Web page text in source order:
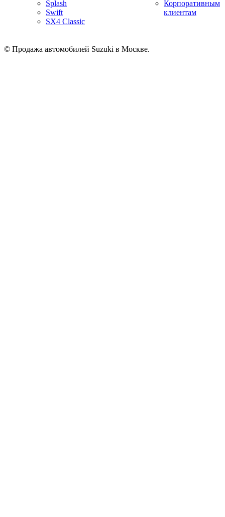
Splash
Swift
SX4 Classic
Корпоративным
клиентам
© Продажа автомобилей Suzuki в Москве.